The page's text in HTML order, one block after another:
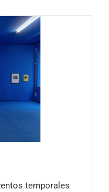
temporales